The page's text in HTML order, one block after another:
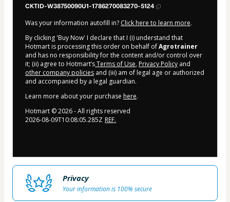
CKTID-W38750090U1-1786270083270-5124
Was your information autofill in? Click here to learn more.
By clicking 'Buy Now' I declare that I (i) understand that
Hotmart is processing this order on behalf ofAgrotrainer
and has no responsibility for the content and/or control over
it; (ii) agree to Hotmart’sTerms of Use, Privacy Policy and
other company policies and (iii) am of legal age or authorized
and accompanied by a legal guardian.
Learn more about your purchase here.
Hotmart ©2026- All rights reserved
2026-08-09T10:08:05.285Z REF.
Privacy
Your information is 100% secure